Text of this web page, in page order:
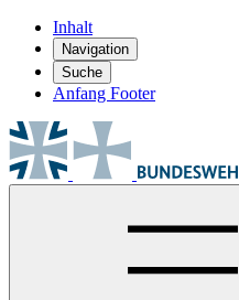
Inhalt
Navigation
Suche
Anfang Footer